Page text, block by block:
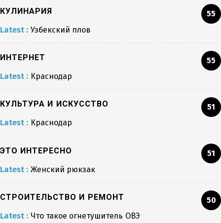
КУЛИНАРИЯ
55
Latest : Узбекский плов
ИНТЕРНЕТ
55
Latest : Краснодар
КУЛЬТУРА И ИСКУССТВО
51
Latest : Краснодар
ЭТО ИНТЕРЕСНО
51
Latest : Женский рюкзак
СТРОИТЕЛЬСТВО И РЕМОНТ
50
Latest : Что такое огнетушитель ОВЭ